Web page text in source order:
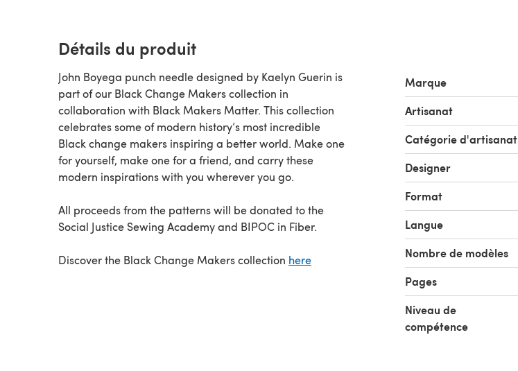
Détails du produit
John Boyega punch needle designed by Kaelyn Guerin is
part of our Black Change Makers collection in
collaboration with Black Makers Matter. This collection
celebrates some of modern history’s most incredible
Black change makers inspiring a better world. Make one
for yourself, make one for a friend, and carry these
modern inspirations with you wherever you go.
All proceeds from the patterns will be donated to the
Social Justice Sewing Academy and BIPOC in Fiber.
Discover the Black Change Makers collection here
Marque
Artisanat
Catégorie d'artisanat
Designer
Format
Langue
Nombre de modèles
Pages
Niveau de
compétence